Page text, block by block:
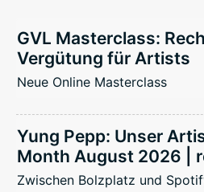
GVL Masterclass:
Vergütung für Artists
Neue Online Masterclass
Yung Pepp: Unser
Month August 2026 |
Zwischen Bolzplatz und